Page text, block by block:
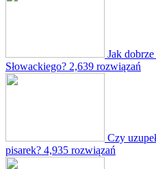
Jak
Słowackiego? 2,639 rozwiązań
Czy
pisarek? 4,935 rozwiązań